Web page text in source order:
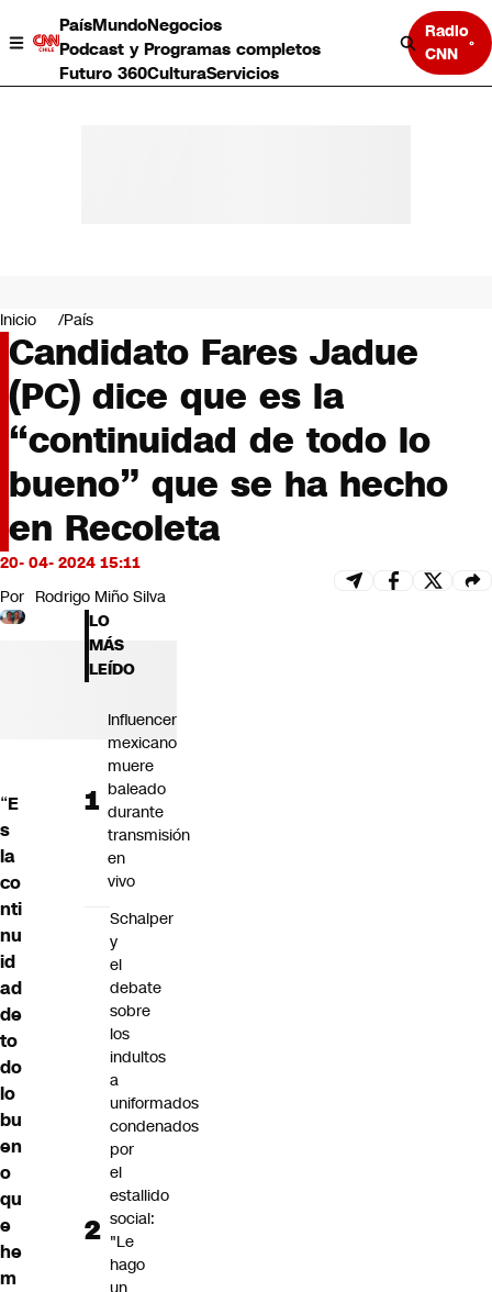
PaísMundoNegocios
Podcast y Programas completos
Futuro 360CulturaServicios
Radio
CNN
Negocios
Deportes
Programas completos
Cultura
Servicios
Bits
CNN tiempo
Futuro 360
Opinión
Inicio País
Candidato Fares Jadue
(PC) dice que es la
“continuidad de todo lo
bueno” que se ha hecho
en Recoleta
20- 04- 2024 15:11
Por Rodrigo Miño Silva
“E
s
la
co
nti
nu
id
ad
de
to
do
lo
bu
en
o
qu
e
he
m
LO
MÁS
LEÍDO
Influencer
mexicano
muere
baleado
durante
transmisión
en
vivo
Schalper
y
el
debate
sobre
los
indultos
a
uniformados
condenados
por
el
estallido
social:
"Le
hago
un